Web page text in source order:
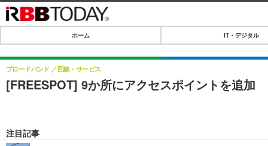
IT・デジタル
IT・デジタルTOP
SPEED TEST
ライフ
ホーム IT・デジタル
[FREESPOT] 9か所にアクセスポイントを追加
ブロードバンド 回線・サービス
注目記事